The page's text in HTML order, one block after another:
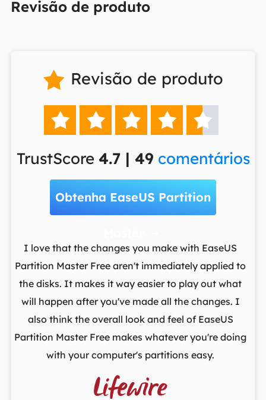
Revisão de produto
 Revisão de produto
    
TrustScore 4.7 | 49 comentários
Obtenha EaseUS Partition
I love that the changes you make with EaseUS
Partition Master Free aren't immediately applied to
the disks. It makes it way easier to play out what
will happen after you've made all the changes. I
also think the overall look and feel of EaseUS
Partition Master Free makes whatever you're doing
with your computer's partitions easy.
